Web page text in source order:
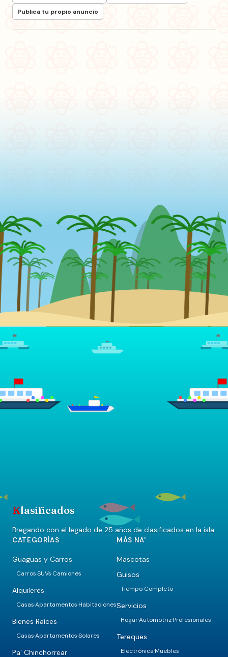
Publica tu propio anuncio
Klasificados
Bregando con el legado de 25 años de clasificados en la isla.
CATEGORÍAS
Guaguas y Carros
Carros·SUVs·Camiones
Alquileres
Casas·Apartamentos·Habitaciones
Bienes Raíces
Casas·Apartamentos·Solares
Pa' Chinchorrear
MÁS NA'
Mascotas
Guisos
Tiempo Completo
Servicios
Hogar·Automotriz·Profesionales
Tereques
Electrónica·Muebles